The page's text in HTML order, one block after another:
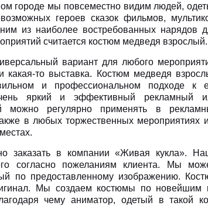
городе мы повсеместно видим людей,
героев сказок фильмов,
из наиболее востребованных нарядов
считается костюм медведя взрослый.
вариант для любого
какая-то выставка. Костюм медведя
и профессиональном подходе к
яркий и эффективный рекламный
можно регулярно применять в
в любых торжественных мероприятиях
заказать в компании «Живая кукла».
согласно пожеланиям клиента. Мы
по предоставленному изображению.
Мы создаем костюмы по новейшим
чему аниматор, одетый в такой